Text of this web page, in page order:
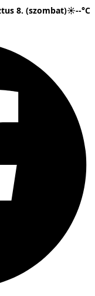
8. (szombat)☀--°C